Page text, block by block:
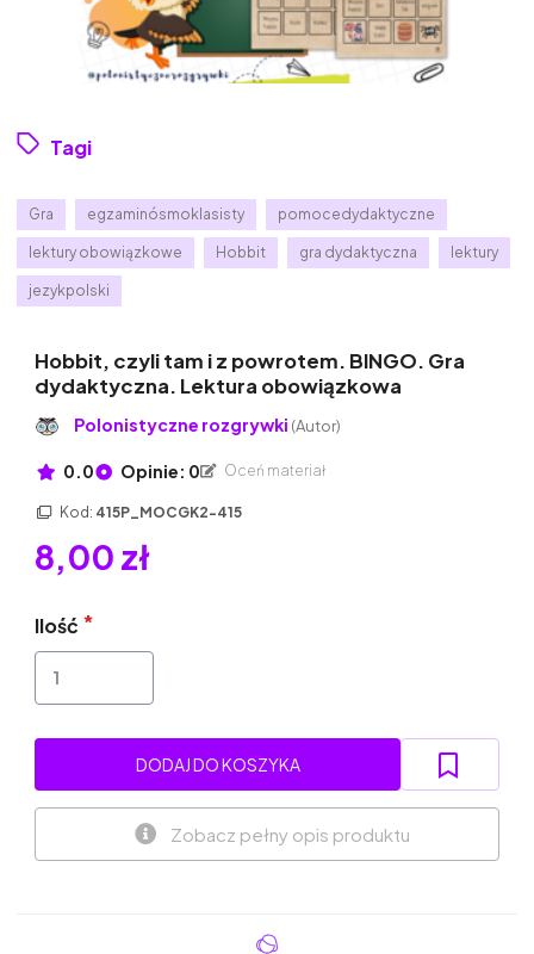
Tagi
Gra egzaminósmoklasisty pomocedydaktyczne
lektury obowiązkowe Hobbit gra dydaktyczna lektury
jezykpolski
Hobbit, czyli tam i z powrotem. BINGO. Gra
dydaktyczna. Lektura obowiązkowa
Polonistyczne rozgrywki (Autor)
0.0 Opinie: 0 Oceń materiał
Kod: 415P_MOCGK2-415
8,00 zł
Ilość
DODAJ DO KOSZYKA
Zobacz pełny opis produktu